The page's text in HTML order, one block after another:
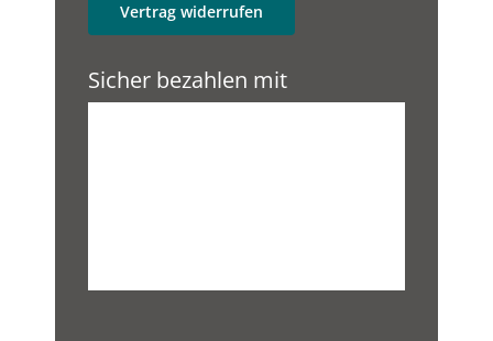
Vertrag widerrufen
Sicher bezahlen mit